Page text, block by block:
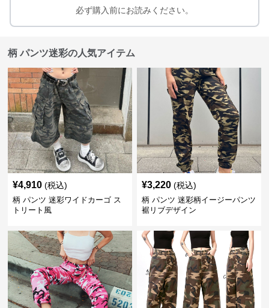
必ず購入前にお読みください。
柄 パンツ迷彩の人気アイテム
¥4,910 (税込)
柄 パンツ 迷彩ワイドカーゴ ス
トリート風
¥3,220 (税込)
柄 パンツ 迷彩柄イージーパンツ
裾リブデザイン